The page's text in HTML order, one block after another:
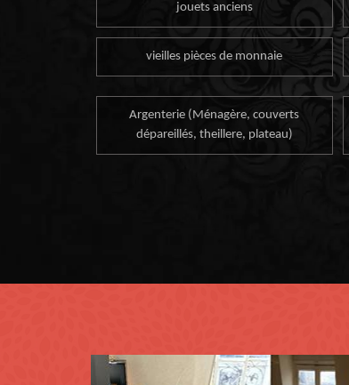
jouets anciens
vieilles pièces de monnaie
Argenterie (Ménagère, couverts
dépareillés, theillere, plateau)